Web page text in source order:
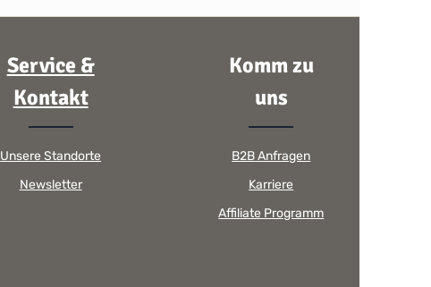
Service &
Kontakt
Unsere Standorte
Newsletter
Komm zu
uns
B2B Anfragen
Karriere
Affiliate Programm